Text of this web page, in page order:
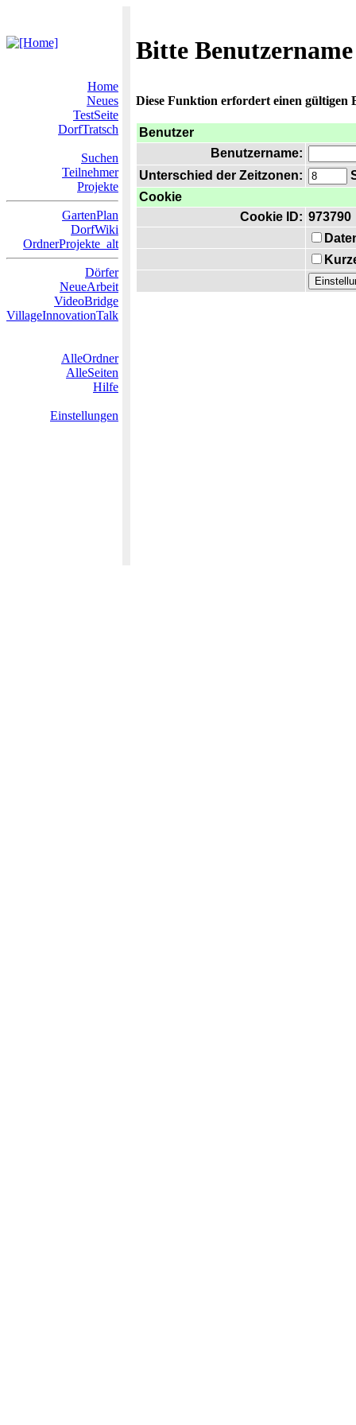
Bitte
Home
Neues
TestSeite
DorfTratsch
Suchen
Teilnehmer
Projekte
GartenPlan
DorfWiki
OrdnerProjekte_alt
Dörfer
NeueArbeit
VideoBridge
VillageInnovationTalk
AlleOrdner
AlleSeiten
Hilfe
Einstellungen
Diese Funktion erfordert einen gültigen
Benutzer
Benutzername:
Unterschied der Zeitzonen:
Cookie
Cookie ID: 973790